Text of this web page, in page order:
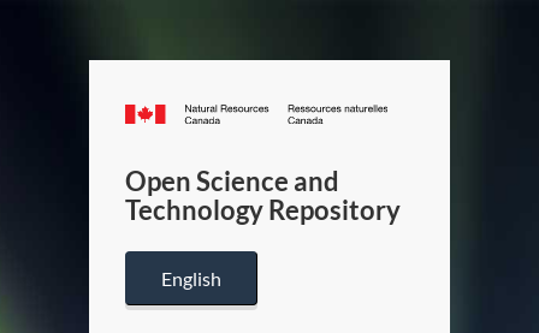
Canada.ca
/
Canada
Open Science and
Technology Repository
English